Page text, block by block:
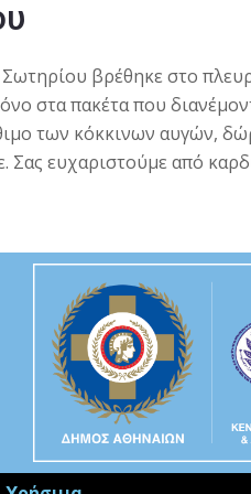
Σωτηρίου βρέθηκε στο
στα πακέτα που
των κόκκινων αυγών,
Σας ευχαριστούμε από